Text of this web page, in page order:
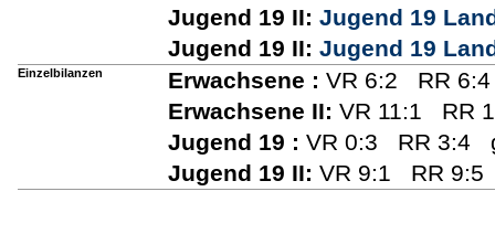
Jugend 19 II: Jugend 19
Jugend 19 II: Jugend 19
Einzelbilanzen Erwachsene : VR 6:2 RR
Erwachsene II: VR 11:1 RR
Jugend 19 : VR 0:3 RR 3:4
Jugend 19 II: VR 9:1 RR 9:5